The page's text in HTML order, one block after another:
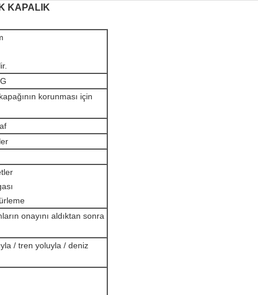
KAPALIK
korunması için
onayını aldıktan sonra
/ tren yoluyla / deniz